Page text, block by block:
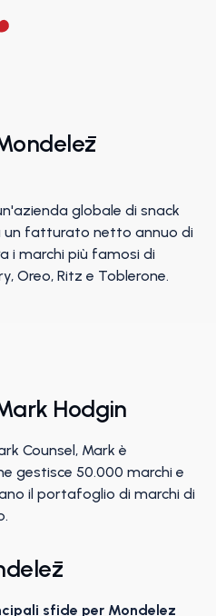
globale di snack
un fatturato netto annuo di
i marchi più famosi di
Oreo, Ritz e Toblerone.
Hodgin
Counsel, Mark è
gestisce 50.000 marchi e
il portafoglio di marchi di
sfide per Mondelez